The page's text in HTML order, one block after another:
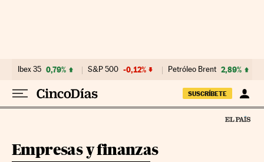
Ibex 35 0,79% S&P 500 -0,12% Petróleo Brent 2,89%
SUSCRÍBETE
Empresas y finanzas